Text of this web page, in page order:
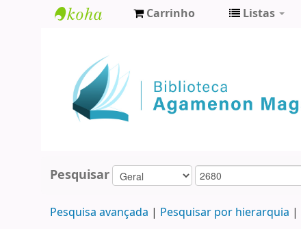
Agamenon
Magalhães
Carrinho Listas
Pesquisar
Pesquisa avançada Pesquisar por hierarquia